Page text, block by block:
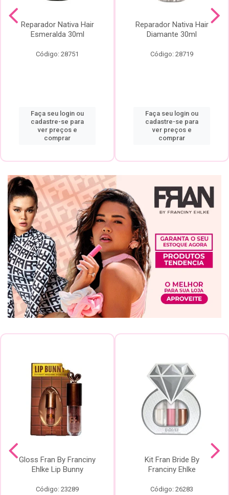
Reparador Nativa Hair
Esmeralda 30ml
Código: 28751
Faça seu login ou
cadastre-se para
ver preços e
comprar
Reparador Nativa Hair
Diamante 30ml
Código: 28719
Faça seu login ou
cadastre-se para
ver preços e
comprar
Gloss Fran By Franciny
Ehlke Lip Bunny
Código: 23289
Kit Fran Bride By
Franciny Ehlke
Código: 26283